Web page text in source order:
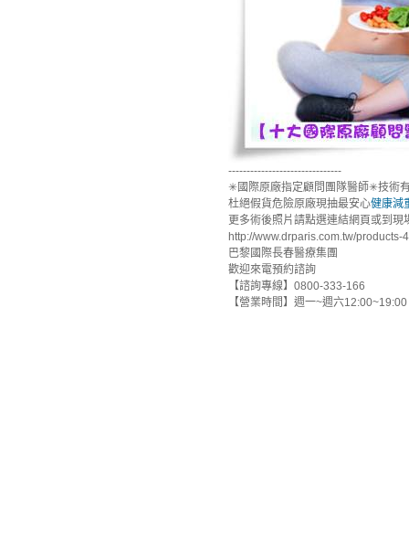
-------------------------------
✳國際原廠指定顧問團隊醫師✳技術
杜絕假貨危險原廠現抽最安心健康減
更多術後照片請點選連結網頁或到現
http://www.drparis.com.tw/products-
巴黎國際長春醫療集團
歡迎來電預約諮詢
【諮詢專線】0800-333-166
【營業時間】週一~週六12:00~19:00